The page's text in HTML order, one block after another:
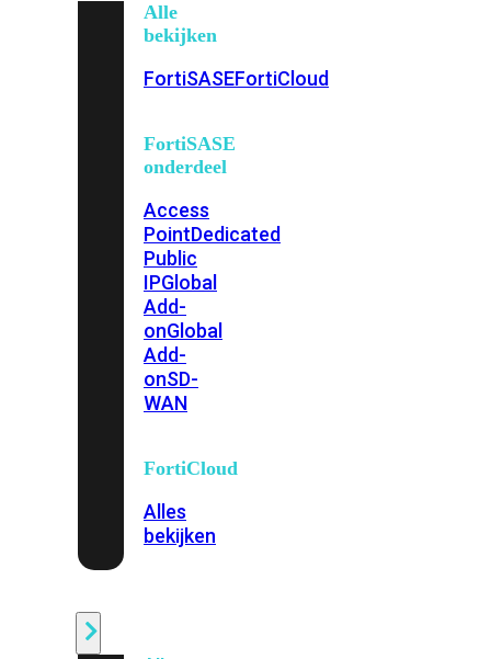
Alle
bekijken
FortiSASEFortiCloud
FortiSASE
onderdeel
Access
PointDedicated
Public
IPGlobal
Add-
onGlobal
Add-
onSD-
WAN
FortiCloud
Alles
bekijken